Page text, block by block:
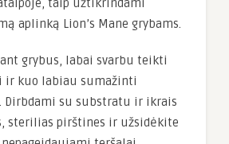
taip užtikrindami
aplinką Lion’s Mane grybams.
grybus, labai svarbu teikti
ir kuo labiau sumažinti
Dirbdami su substratu ir ikrais
sterilias pirštines ir užsidėkite